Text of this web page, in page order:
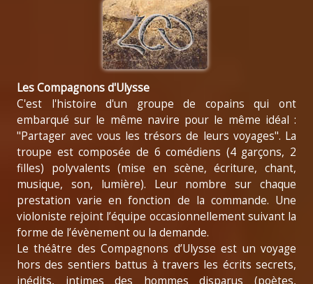
Les Compagnons d'Ulysse
C'est l'histoire d'un groupe de copains qui ont
embarqué sur le même navire pour le même idéal :
"Partager avec vous les trésors de leurs voyages". La
troupe est composée de 6 comédiens (4 garçons, 2
filles) polyvalents (mise en scène, écriture, chant,
musique, son, lumière). Leur nombre sur chaque
prestation varie en fonction de la commande. Une
violoniste rejoint l’équipe occasionnellement suivant la
forme de l’évènement ou la demande.
Le théâtre des Compagnons d’Ulysse est un voyage
hors des sentiers battus à travers les écrits secrets,
inédits, intimes des hommes disparus (poètes,